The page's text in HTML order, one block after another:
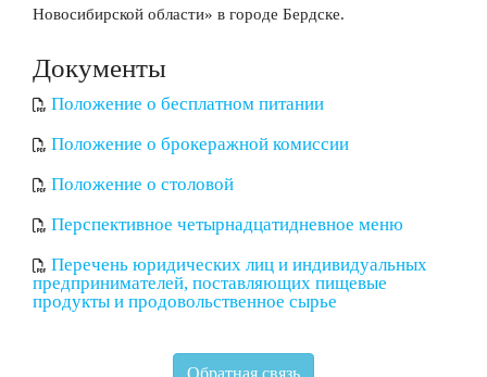
Новосибирской области» в городе Бердске.
Документы
Положение о бесплатном питании
Положение о брокеражной комиссии
Положение о столовой
Перспективное четырнадцатидневное меню
Перечень юридических лиц и индивидуальных
предпринимателей, поставляющих пищевые
продукты и продовольственное сырье
Обратная связь